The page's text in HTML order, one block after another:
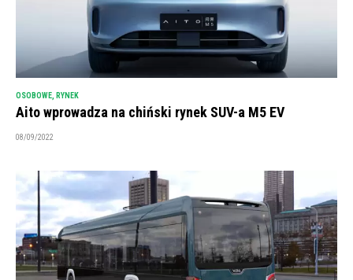
OSOBOWE RYNEK
Aito wprowadza na chiński rynek SUV-a M5 EV
08/09/2022